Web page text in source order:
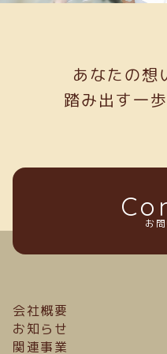
あなたの想
踏み出す一
お
会社概要
お知らせ
関連事業